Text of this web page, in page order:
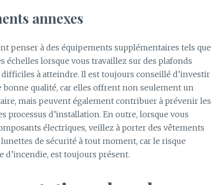
annexes
penser à des équipements supplémentaires tels que
échelles lorsque vous travaillez sur des plafonds
difficiles à atteindre. Il est toujours conseillé d’investir
bonne qualité, car elles offrent non seulement un
mais peuvent également contribuer à prévenir les
processus d’installation. En outre, lorsque vous
électriques, veillez à porter des vêtements
de sécurité à tout moment, car le risque
d’incendie, est toujours présent.